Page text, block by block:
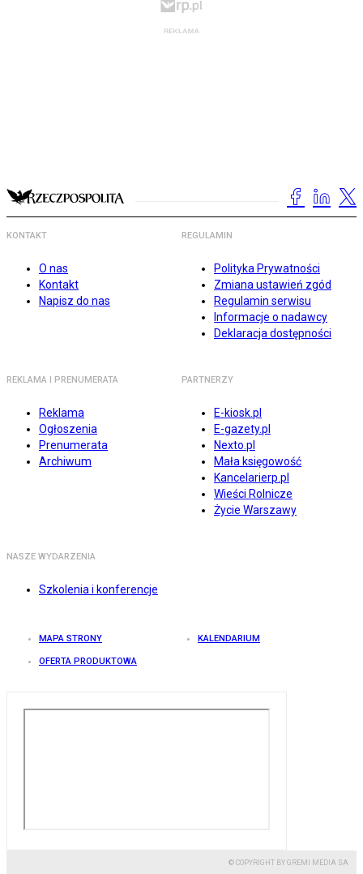
KONTAKT
O nas
Kontakt
Napisz do nas
REGULAMIN
Polityka Prywatności
Zmiana ustawień zgód
Regulamin serwisu
Informacje o nadawcy
Deklaracja dostępności
REKLAMA I PRENUMERATA
Reklama
Ogłoszenia
Prenumerata
Archiwum
PARTNERZY
E-kiosk.pl
E-gazety.pl
Nexto.pl
Mała księgowość
Kancelarierp.pl
Wieści Rolnicze
Życie Warszawy
NASZE WYDARZENIA
Szkolenia i konferencje
MAPA STRONY KALENDARIUM
OFERTA PRODUKTOWA
© COPYRIGHT BY GREMI MEDIA SA